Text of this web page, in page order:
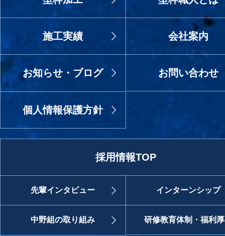
施工実績 会社案内
お知らせ・ブログ お問い合わせ
個人情報保護方針
採用情報TOP
先輩インタビュー インターンシップ
中野組の取り組み 研修教育体制・福利